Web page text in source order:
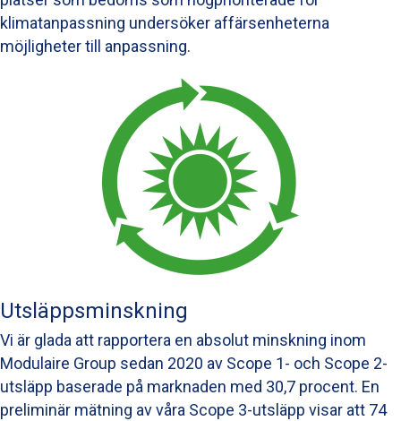
klimatanpassning undersöker affärsenheterna
möjligheter till anpassning.
Utsläppsminskning
Vi är glada att rapportera en absolut minskning inom
Modulaire Group sedan 2020 av Scope 1- och Scope 2-
utsläpp baserade på marknaden med 30,7 procent. En
preliminär mätning av våra Scope 3-utsläpp visar att 74